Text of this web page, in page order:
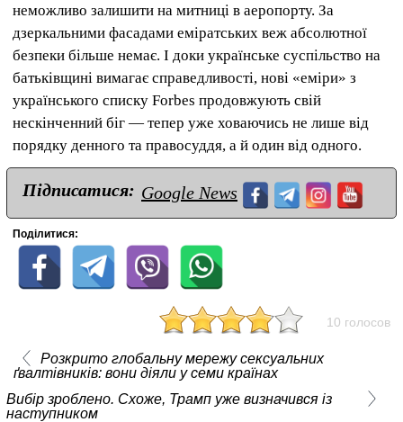
неможливо залишити на митниці в аеропорту. За
дзеркальними фасадами еміратських веж абсолютної
безпеки більше немає. І доки українське суспільство на
батьківщині вимагає справедливості, нові «еміри» з
українського списку Forbes продовжують свій
нескінченний біг — тепер уже ховаючись не лише від
порядку денного та правосуддя, а й один від одного.
Підписатися: Google News
Поділитися:
10 голосов
Розкрито глобальну мережу сексуальних
ґвалтівників: вони діяли у семи країнах
Вибір зроблено. Схоже, Трамп уже визначився із
наступником